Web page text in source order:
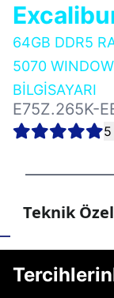
64GB DDR5
5070
BİLGİSAYARI
E75Z.265K-
Teknik